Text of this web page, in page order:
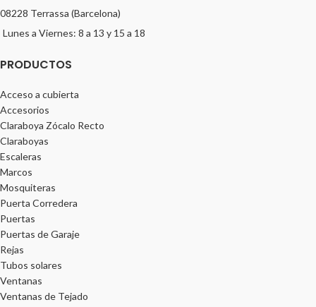
08228 Terrassa (Barcelona)
Lunes a Viernes: 8 a 13 y 15 a 18
PRODUCTOS
Acceso a cubierta
Accesorios
Claraboya Zócalo Recto
Claraboyas
Escaleras
Marcos
Mosquiteras
Puerta Corredera
Puertas
Puertas de Garaje
Rejas
Tubos solares
Ventanas
Ventanas de Tejado